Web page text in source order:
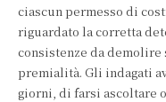
ciascun permesso di
riguardato la corretta
consistenze da
premialità. Gli indagati
giorni, di farsi ascoltare